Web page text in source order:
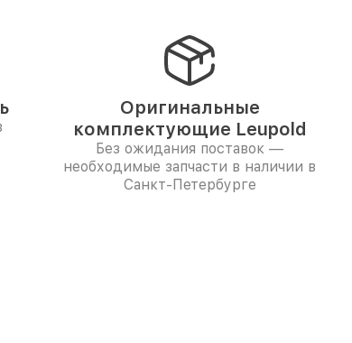
Оригинальные
комплектующие Leupold
Без ожидания поставок —
необходимые запчасти в наличии в
Санкт-Петербурге